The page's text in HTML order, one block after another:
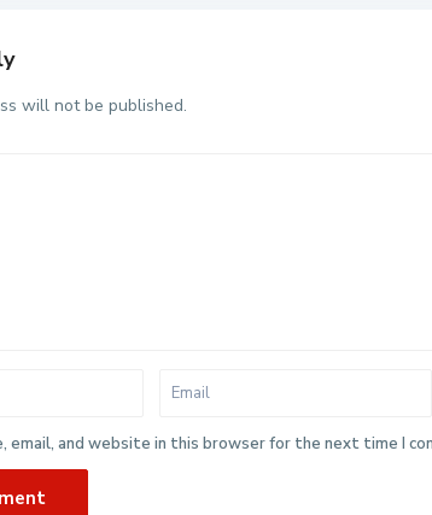
will not be published.
email, and website in this browser for the next time I